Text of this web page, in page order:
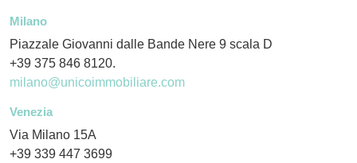
Milano
Piazzale Giovanni dalle Bande Nere 9 scala D
+39 375 846 8120.
milano@unicoimmobiliare.com
Venezia
Via Milano 15A
+39 339 447 3699